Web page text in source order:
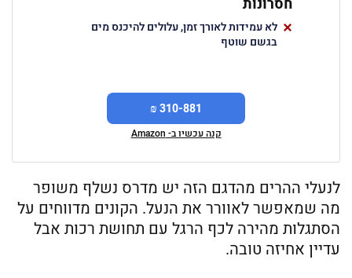
חסרונות
לא עמידות לאורך זמן, עלולים להיכנס מים
בגשם שוטף
310-881 ₪
קנה עכשיו ב- Amazon
לנעלי ההרים מהדגם הזה יש מדרס נשלף משופר
מה שמאפשר לאוורר את הנעל. הקונים מדווחים על
הסתגלות מהירה לכף הרגל עם תחושת רכות אבל
עדיין אחיזה טובה.